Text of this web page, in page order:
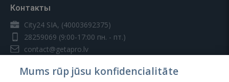
Контакты
City24 SIA, (40003692375)
28259069 (9:00-17:00 пн. - пт.)
contact@getapro.lv
Mums rūp jūsu konfidencialitāte